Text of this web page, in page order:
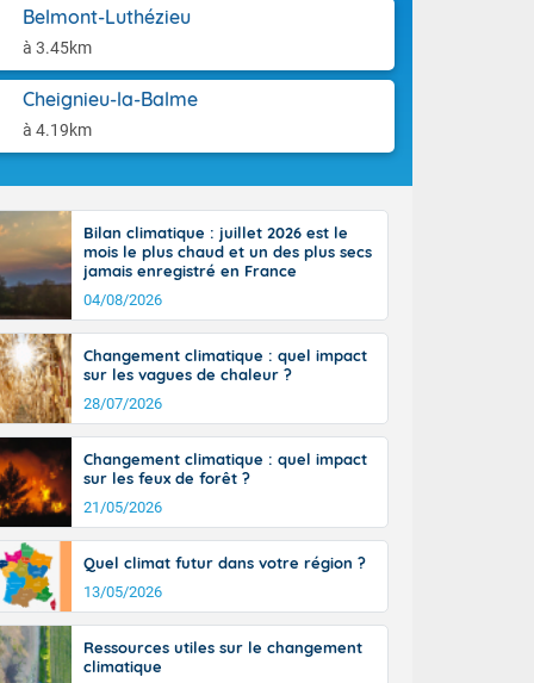
Belmont-Luthézieu
à 3.45km
Cheignieu-la-Balme
à 4.19km
du pays en
sur la
la chaine
par
nuageuse
Midi-
degrés
avec 34 à
et 39 à 40
Aquitaine,
de-
sont
sont
un peu
du pays en
Des
le Jura et
de
et
Bilan climatique : juillet 2026 est le
mois le plus chaud et un des plus secs
jamais enregistré en France
04/08/2026
Changement climatique : quel impact
sur les vagues de chaleur ?
28/07/2026
Changement climatique : quel impact
sur les feux de forêt ?
21/05/2026
Quel climat futur dans votre région ?
13/05/2026
Ressources utiles sur le changement
climatique